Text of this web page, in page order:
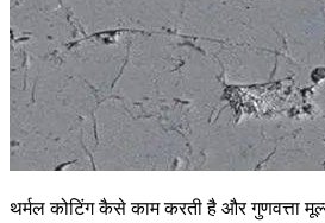
थर्मल कोटिंग कैसे काम करती है और गुणवत्ता